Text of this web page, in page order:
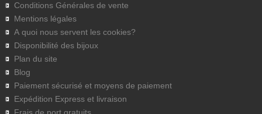
Conditions Générales de vente
Mentions légales
A quoi nous servent les cookies?
Disponibilité des bijoux
Plan du site
Blog
Paiement sécurisé et moyens de paiement
Expédition Express et livraison